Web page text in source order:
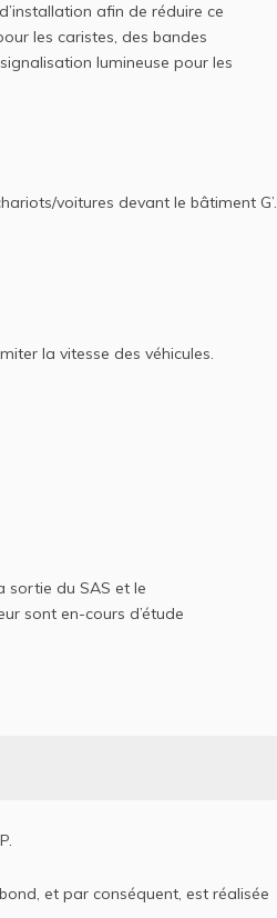
afin de réduire ce
les caristes, des bandes
lumineuse pour les
voitures devant le bâtiment G’.
la vitesse des véhicules.
sortie du SAS et le
sont en-cours d’étude
et par conséquent, est réalisée